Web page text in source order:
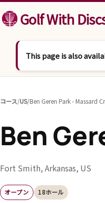
コンテンツへスキップ
Golf With
This page is also
コース/US/Ben Geren Park - Massard
Ben
Fort Smith, Arkansas, US
オープン 18ホール